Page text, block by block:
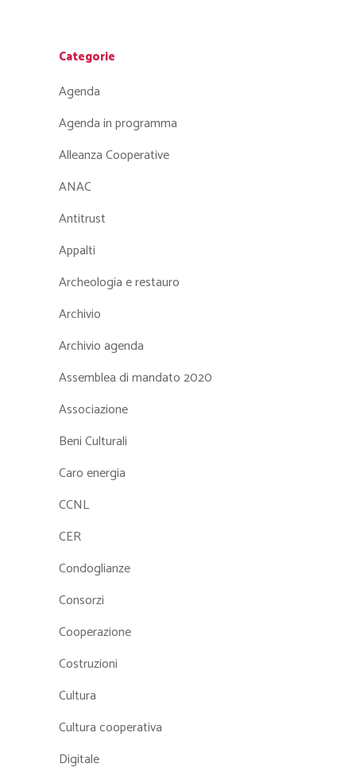
Categorie
Agenda
Agenda in programma
Alleanza Cooperative
ANAC
Antitrust
Appalti
Archeologia e restauro
Archivio
Archivio agenda
Assemblea di mandato 2020
Associazione
Beni Culturali
Caro energia
CCNL
CER
Condoglianze
Consorzi
Cooperazione
Costruzioni
Cultura
Cultura cooperativa
Digitale